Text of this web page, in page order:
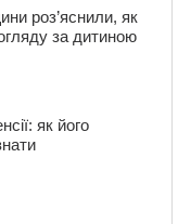
роз’яснили, як
за дитиною
як його